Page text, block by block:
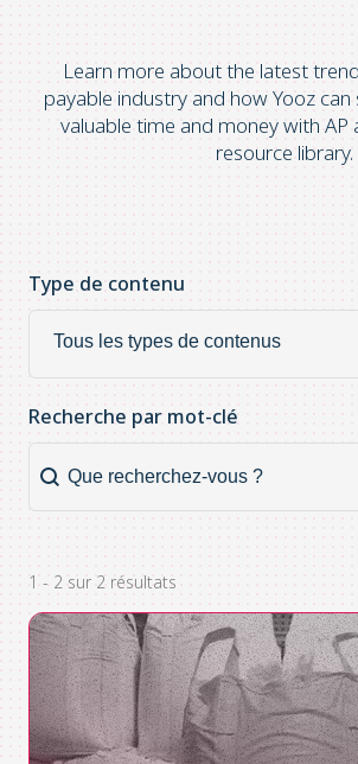
Learn more about the latest
payable industry and how Yooz
valuable time and money with
resource library.
Type de contenu
contenu
Recherche par mot-clé
par
mot-
1 - 2 sur 2 résultats